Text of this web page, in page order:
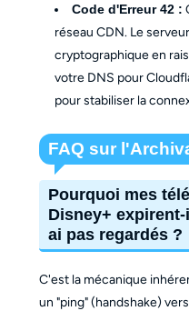
Code d'Erreur 42 :
réseau CDN. Le
cryptographique en
votre DNS pour
pour stabiliser la
FAQ sur
Pourquoi mes
Disney+
ai pas regardés ?
C'est la mécanique
un "ping" (handshake)